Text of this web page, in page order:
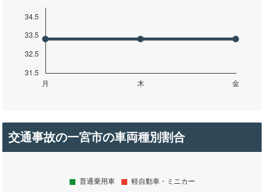
交通事故の一宮市の車両種別割合